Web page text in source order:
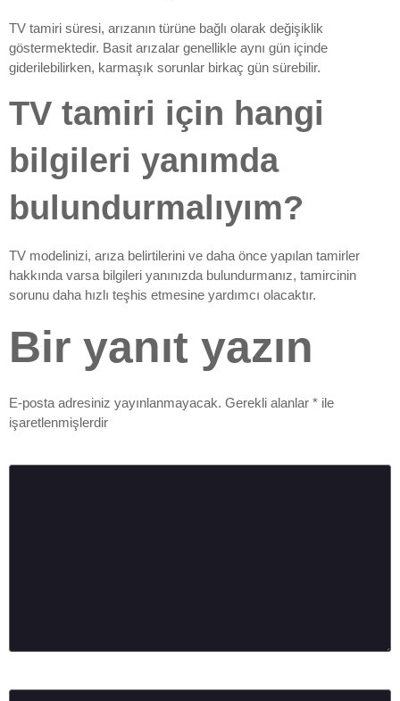
TV tamiri süresi, arızanın türüne bağlı olarak değişiklik
göstermektedir. Basit arızalar genellikle aynı gün içinde
giderilebilirken, karmaşık sorunlar birkaç gün sürebilir.
TV tamiri için hangi
bilgileri yanımda
bulundurmalıyım?
TV modelinizi, arıza belirtilerini ve daha önce yapılan tamirler
hakkında varsa bilgileri yanınızda bulundurmanız, tamircinin
sorunu daha hızlı teşhis etmesine yardımcı olacaktır.
Bir yanıt yazın
E-posta adresiniz yayınlanmayacak. Gerekli alanlar * ile
işaretlenmişlerdir